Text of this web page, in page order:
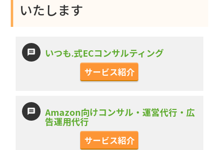
いたします
いつも.式ECコンサルティング
サービス紹介
Amazon向けコンサル・運営代行・広
告運用代行
サービス紹介